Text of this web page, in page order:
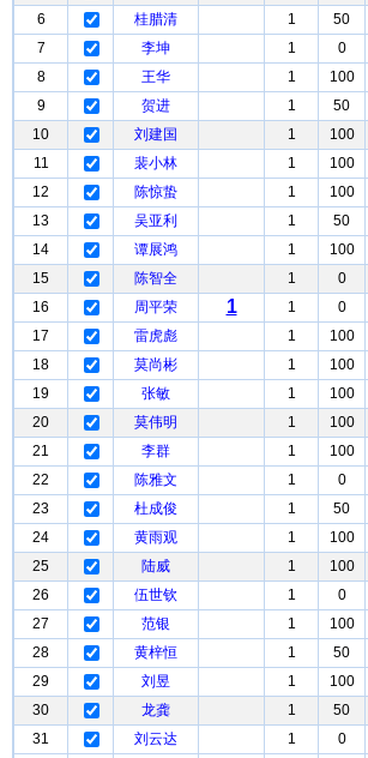
6
桂腊清 1 50
7
李坤 1 0
8
王华 1 100
9
贺进 1 50
10
刘建国 1 100
11
裴小林 1 100
12
陈惊蛰 1 100
13
吴亚利 1 50
14
谭展鸿 1 100
15
陈智全 1 0
16
周平荣 1 1 0
17
雷虎彪 1 100
18
莫尚彬 1 100
19
张敏 1 100
20
莫伟明 1 100
21
李群 1 100
22
陈雅文 1 0
23
杜成俊 1 50
24
黄雨观 1 100
25
陆威 1 100
26
伍世钦 1 0
27
范银 1 100
28
黄梓恒 1 50
29
刘昱 1 100
30
龙龚 1 50
31
刘云达 1 0